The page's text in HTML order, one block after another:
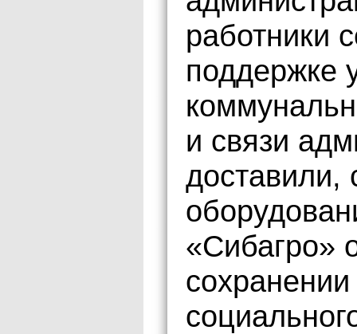
работники
поддержке
и связи
доставили,
«Сибагро»